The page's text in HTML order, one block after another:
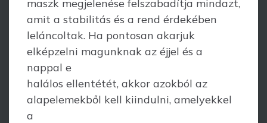
maszk megjelenése felszabadítja mindazt,
amit a stabilitás és a rend érdekében
leláncoltak. Ha pontosan akarjuk
elképzelni magunknak az éjjel és a
nappal e
halálos ellentétét, akkor azokból az
alapelemekből kell kiindulni, amelyekkel
a